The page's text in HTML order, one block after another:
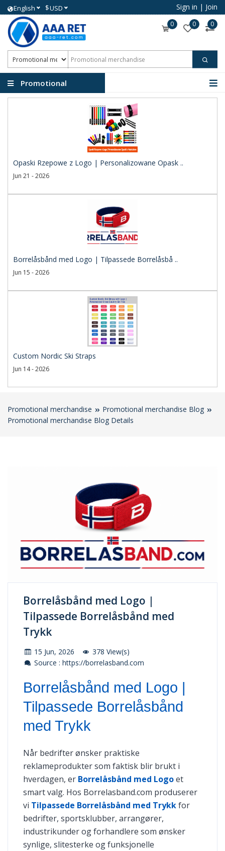
English $USD Sign in | Join
0 0 0
Promotional
Opaski Rzepowe z Logo | Personalizowane Opask ..
Jun 21 - 2026
Borrelåsbånd med Logo | Tilpassede Borrelåsbå ..
Jun 15 - 2026
Custom Nordic Ski Straps
Jun 14 - 2026
Promotional merchandise
Promotional merchandise Blog
Promotional merchandise Blog Details
Borrelåsbånd med Logo |
Tilpassede Borrelåsbånd med
Trykk
15 Jun, 2026
378 View(s)
Source : https://borrelasband.com
Borrelåsbånd med Logo |
Tilpassede Borrelåsbånd
med Trykk
Når bedrifter ønsker praktiske
reklameprodukter som faktisk blir brukt i
hverdagen, er Borrelåsbånd med Logoet
smart valg. Hos Borrelasband.com produserer
vi Tilpassede Borrelåsbånd med Trykkfor
bedrifter, sportsklubber, arrangører,
industrikunder og forhandlere som ønsker
synlige, slitesterke og funksjonelle